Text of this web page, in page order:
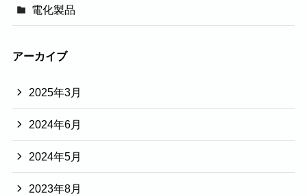
電化製品
アーカイブ
2025年3月
2024年6月
2024年5月
2023年8月